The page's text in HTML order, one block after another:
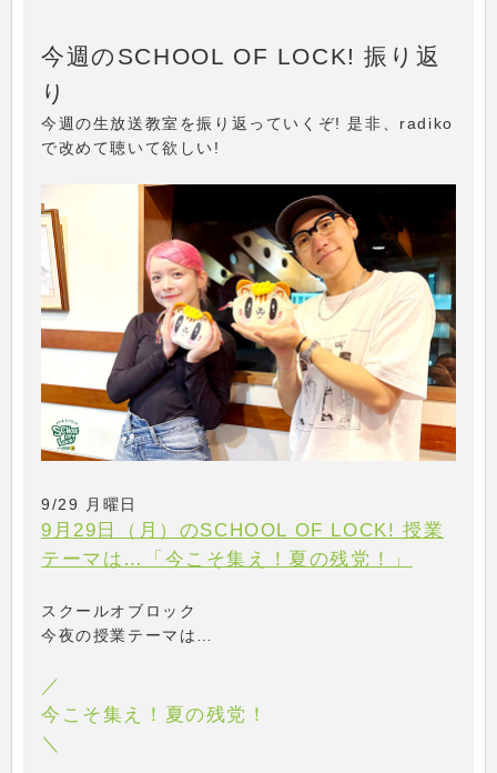
今週のSCHOOL OF LOCK! 振り返
り
今週の生放送教室を振り返っていくぞ! 是非、radiko
で改めて聴いて欲しい!
9/29 月曜日
9月29日（月）のSCHOOL OF LOCK! 授業
テーマは…「今こそ集え！夏の残党！」
スクールオブロック
今夜の授業テーマは…
／
今こそ集え！夏の残党！
＼